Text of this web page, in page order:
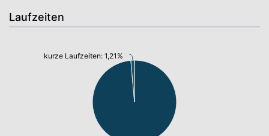
Laufzeiten
kurze Laufzeiten: 1,21%